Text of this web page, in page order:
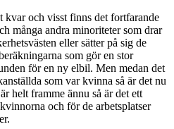
kvar och visst finns det fortfarande
många andra minoriteter som drar
eller sätter på sig de
som gör en stor
för en ny elbil. Men medan det
som var kvinna så är det nu
helt framme ännu så är det ett
och för de arbetsplatser